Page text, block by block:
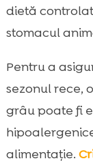
dietă
stomacul
Pentru a
sezonul rece,
grâu poate fi
alimentație.